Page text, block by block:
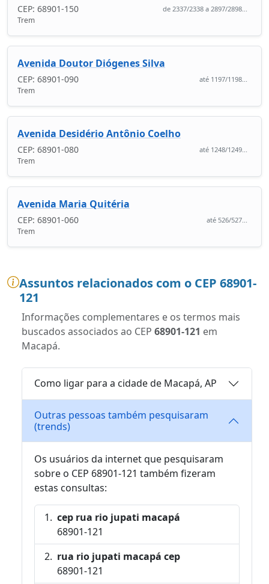
CEP: 68901-150 de 2337/2338 a 2897/2898...
Trem
Avenida Doutor Diógenes Silva
CEP: 68901-090 até 1197/1198...
Trem
Avenida Desidério Antônio Coelho
CEP: 68901-080 até 1248/1249...
Trem
Avenida Maria Quitéria
CEP: 68901-060 até 526/527...
Trem
Assuntos relacionados com o CEP 68901-
121
Informações complementares e os termos mais
buscados associados ao CEP 68901-121 em
Macapá.
Como ligar para a cidade de Macapá, AP
Outras pessoas também pesquisaram
(trends)
Os usuários da internet que pesquisaram
sobre o CEP 68901-121 também fizeram
estas consultas:
cep rua rio jupati macapá
68901-121
rua rio jupati macapá cep
68901-121